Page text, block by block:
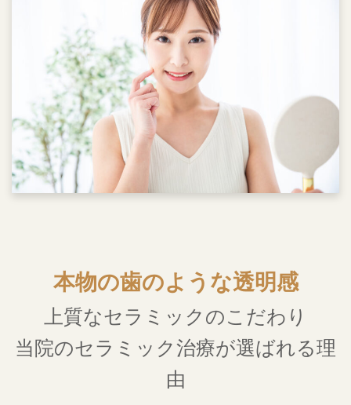
本物の歯のような透明感
上質なセラミックのこだわり
当院のセラミック治療が選ばれる理
由